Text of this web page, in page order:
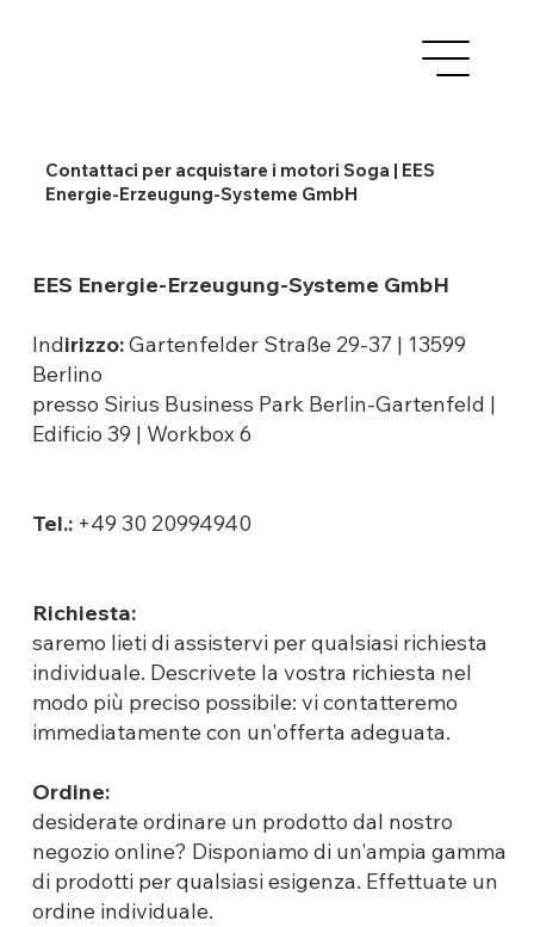
Contattaci per acquistare i motori Soga | EES
Energie-Erzeugung-Systeme GmbH
EES Energie-Erzeugung-Systeme GmbH
Indirizzo:Gartenfelder Straße 29-37 | 13599
Berlino
presso Sirius Business Park Berlin-Gartenfeld |
Edificio 39 | Workbox 6
Tel.: +49 30 20994940
Richiesta:
saremo lieti di assistervi per qualsiasi richiesta
individuale. Descrivete la vostra richiesta nel
modo più preciso possibile: vi contatteremo
immediatamente con un'offerta adeguata.
Ordine:
desiderate ordinare un prodotto dal nostro
negozio online? Disponiamo di un'ampia gamma
di prodotti per qualsiasi esigenza. Effettuate un
ordine individuale.